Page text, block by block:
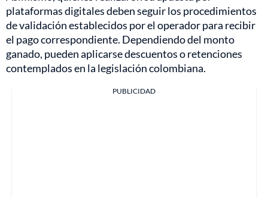
plataformas digitales deben seguir los procedimientos
de validación establecidos por el operador para recibir
el pago correspondiente. Dependiendo del monto
ganado, pueden aplicarse descuentos o retenciones
contemplados en la legislación colombiana.
PUBLICIDAD